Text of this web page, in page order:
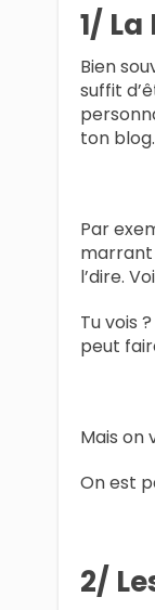
1/
Bien
suffit
ton blog.
Par
marrant
l’dire.
Tu vois
peut
Mais on
On est
2/